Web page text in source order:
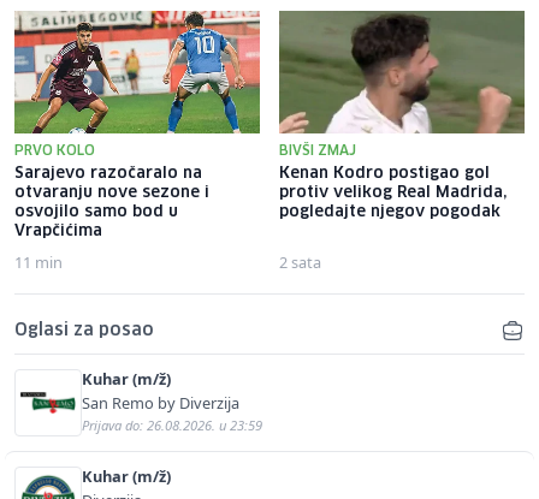
PRVO KOLO
Sarajevo razočaralo na
otvaranju nove sezone i
osvojilo samo bod u
Vrapčićima
11 min
BIVŠI ZMAJ
Kenan Kodro postigao gol
protiv velikog Real Madrida,
pogledajte njegov pogodak
2 sata
Oglasi za posao
Kuhar (m/ž)
San Remo by Diverzija
Prijava do: 26.08.2026. u 23:59
Kuhar (m/ž)